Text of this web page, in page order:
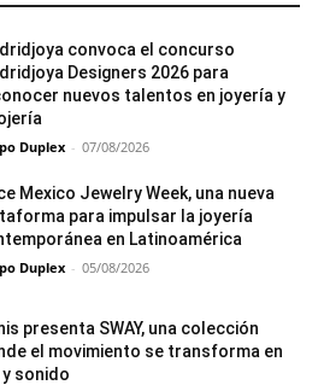
convoca el concurso
Designers 2026 para
nuevos talentos en joyería y
Duplex - 07/08/2026
Mexico Jewelry Week, una nueva
para impulsar la joyería
en Latinoamérica
Duplex - 05/08/2026
presenta SWAY, una colección
el movimiento se transforma en
y sonido